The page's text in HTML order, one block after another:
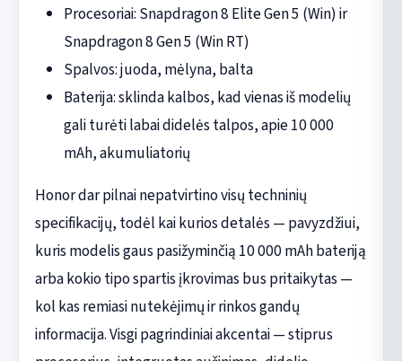
Procesoriai: Snapdragon 8 Elite Gen 5 (Win) ir
Snapdragon 8 Gen 5 (Win RT)
Spalvos: juoda, mėlyna, balta
Baterija: sklinda kalbos, kad vienas iš modelių
gali turėti labai didelės talpos, apie 10 000
mAh, akumuliatorių
Honor dar pilnai nepatvirtino visų techninių
specifikacijų, todėl kai kurios detalės — pavyzdžiui,
kuris modelis gaus pasižyminčią 10 000 mAh bateriją
arba kokio tipo spartis įkrovimas bus pritaikytas —
kol kas remiasi nutekėjimų ir rinkos gandų
informacija. Visgi pagrindiniai akcentai — stiprus